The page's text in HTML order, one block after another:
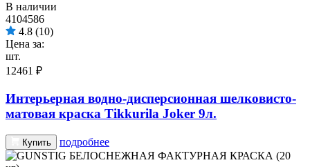
В наличии
4104586
4.8 (10)
Цена за:
шт.
12461 ₽
Интерьерная водно-дисперсионная шелковисто-
матовая краска Tikkurila Joker 9л.
Купить подробнее